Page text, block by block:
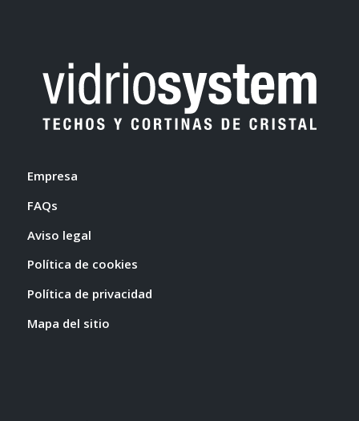
Empresa
FAQs
Aviso legal
Política de cookies
Política de privacidad
Mapa del sitio